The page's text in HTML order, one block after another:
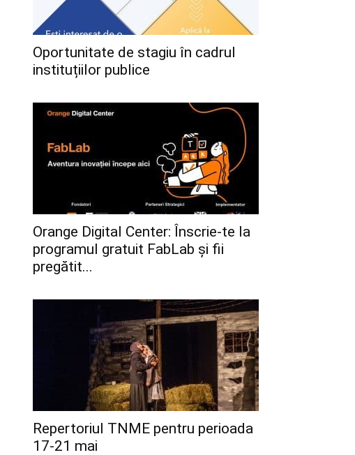
Oportunitate de stagiu în cadrul
instituțiilor publice
Orange Digital Center: Înscrie-te la
programul gratuit FabLab și fii
pregătit...
Repertoriul TNME pentru perioada
17-21 mai